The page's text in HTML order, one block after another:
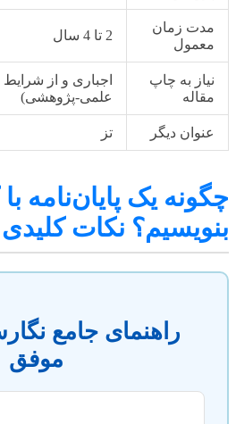
مدت زمان
معمول
2 تا 4 سال
نیاز به چاپ
مقاله
علمی-پژوهشی)
عنوان دیگر تز
چگونه یک پایان‌نامه
بنویسیم؟ نکات کلیدی
راهنمای جامع
موفق